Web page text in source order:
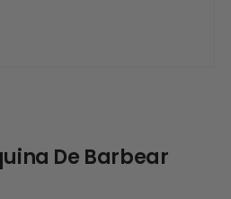
De Barbear